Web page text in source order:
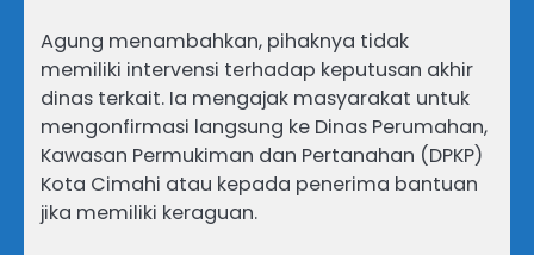
Agung menambahkan, pihaknya tidak
memiliki intervensi terhadap keputusan akhir
dinas terkait. Ia mengajak masyarakat untuk
mengonfirmasi langsung ke Dinas Perumahan,
Kawasan Permukiman dan Pertanahan (DPKP)
Kota Cimahi atau kepada penerima bantuan
jika memiliki keraguan.